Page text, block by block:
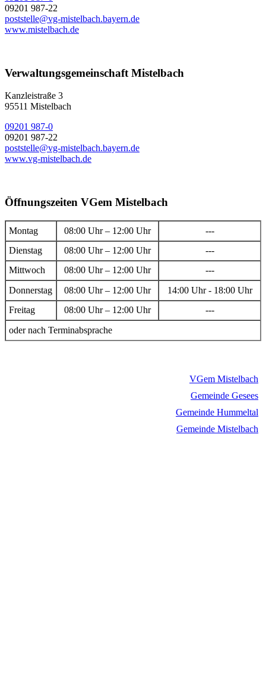
09201 987-22
poststelle@vg-mistelbach.bayern.de
www.mistelbach.de
Verwaltungsgemeinschaft Mistelbach
Kanzleistraße 3
95511 Mistelbach
09201 987-0
09201 987-22
poststelle@vg-mistelbach.bayern.de
www.vg-mistelbach.de
Öffnungszeiten VGem Mistelbach
Montag 08:00 Uhr – 12:00 Uhr
---
Dienstag
08:00 Uhr – 12:00 Uhr
---
Mittwoch
08:00 Uhr – 12:00 Uhr
---
Donnerstag
08:00 Uhr – 12:00 Uhr
14:00 Uhr - 18:00 Uhr
Freitag
08:00 Uhr – 12:00 Uhr
---
oder nach Terminabsprache
VGem Mistelbach
Gemeinde Gesees
Gemeinde Hummeltal
Gemeinde Mistelbach